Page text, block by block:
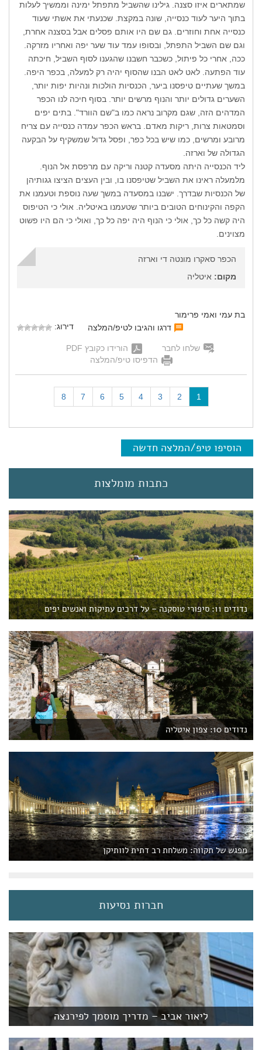
שמתארים איזו סצנה. גילינו שהשביל מתפתל ימינה וממשיך לעלות
בתוך היער לעוד כנסייה, שונה במקצת. שכנעתי את אשתי שעוד
כנסייה אחת וחוזרים. גם שם היו אותם פסלים אבל בסצנה אחרת,
וגם שם השביל התפתל, ובסופו עמד עוד שער יפה ואחריו מזרקה.
ככה, אחרי כל פיתול, כשכבר חשבנו שהגענו לסוף השביל, חיכתה
עוד הפתעה. לאט לאט הבנו שהסוף יהיה רק למעלה, בכפר היפה.
במשך שעתיים טיפסנו ביער, הכנסיות הולכות ונהיות יפות יותר,
השערים גדולים יותר והנוף מרשים יותר. בסוף חיכה לנו הכפר
המדהים הזה, שגם מקרוב נראה כמו ב"שם הוורד". בתים יפים
וסמטאות צרות, ריקות מאדם. בראש הכפר עמדה כנסייה עם צריח
מרובע ומרשים, כמו שיש בכל כפר, ופסל גדול שמשקיף על הבקעה
הגדולה של וארזה.
ליד הכנסייה היתה מסעדה קטנה וריקה עם מרפסת אל הנוף.
מלמעלה ראינו את השביל שטיפסנו בו, ובין העצים הציצו גגותיהן
של הכנסיות שבדרך. ישבנו במסעדה במשך שעה נוספת וטעמנו את
הקפה והקינוחים הטובים ביותר שטעמנו באיטליה. אולי כי הטיפוס
היה קשה כל כך, אולי כי הנוף היה יפה כל כך, ואולי כי הם היו פשוט
מצוינים.
הכפר סאקרו מונטה די וארזה
מקום: איטליה
בת עמי ואמי פרימור
דרגו והגיבו לטיפ/המלצה
דירוג:
שלחו לחבר
הורידו כקובץ PDF
הדפיסו טיפ/המלצה
1
c
r
e
n
2
3
4
5
6
7
8
הוסיפו טיפ/המלצה חדשה
כתבות מומלצות
נדודים 11: סיפורי טוסקנה – על דרכים עתיקות ואנשים יפים
נדודים 10: צפון איטליה
מפגש של תקווה: משלחת רב דתית לוותיקן
חברות נסיעות
ליאור אביב – מדריך מוסמך לפירנצה